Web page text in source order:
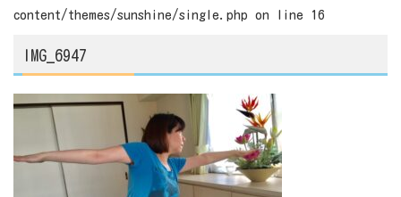
料金表
アクセス
content/themes/sunshine/single.php on line 16
IMG_6947